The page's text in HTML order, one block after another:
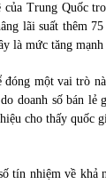
Trung Quốc
lãi suất thêm
là mức tăng
một vai trò
doanh số bán
cho thấy quốc
tín nhiệm về khả